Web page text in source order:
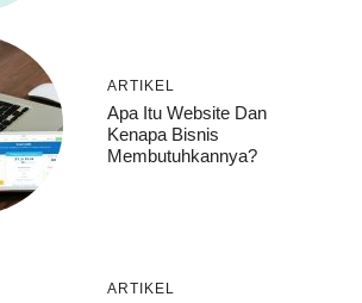
ARTIKEL
Apa Itu Website Dan
Kenapa Bisnis
Membutuhkannya?
ARTIKEL